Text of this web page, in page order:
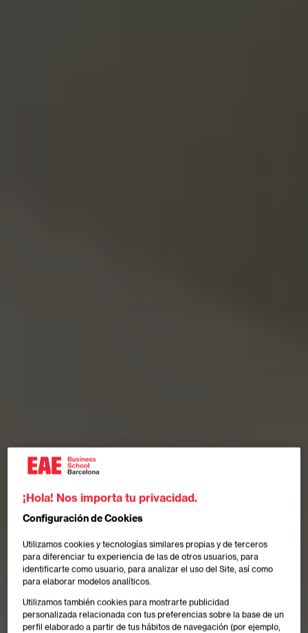
¡Hola! Nos importa tu privacidad.
Configuración de Cookies
Utilizamos cookies y tecnologías similares propias y de terceros
para diferenciar tu experiencia de las de otros usuarios, para
identificarte como usuario, para analizar el uso del Site, así como
para elaborar modelos analíticos.
Utilizamos también cookies para mostrarte publicidad
personalizada relacionada con tus preferencias sobre la base de un
perfil elaborado a partir de tus hábitos de navegación (por ejemplo,